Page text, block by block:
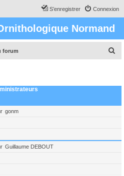
Connexion
S’enregistrer
Normand
forum
h
gonm
Guillaume DEBOUT